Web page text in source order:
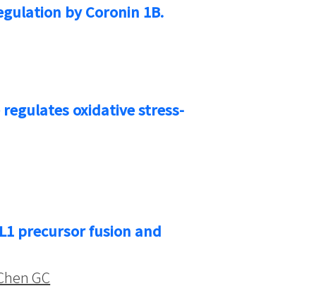
by Coronin 1B.
regulates oxidative stress-
precursor fusion and
GC